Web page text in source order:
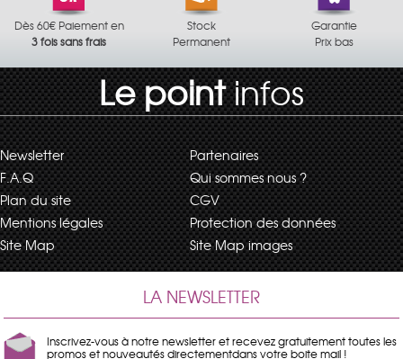
Dès 60€ Paiement en
3 fois sans frais
Stock
Permanent
Garantie
Prix bas
Le pointinfos
Newsletter
Partenaires
F.A.Q
Qui sommes nous ?
Plan du site
CGV
Mentions légales
Protection des données
Site Map
Site Map images
LA NEWSLETTER
Inscrivez-vous à notre newsletter et recevez gratuitement toutes les
promos et nouveautés directementdans votre boite mail !